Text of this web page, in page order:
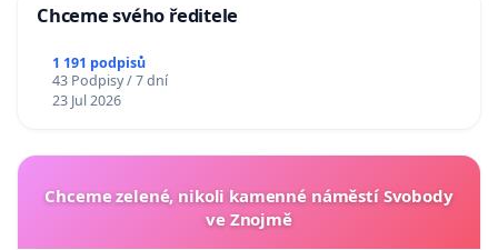
Chceme svého ředitele
1 191 podpisů
43 Podpisy / 7 dní
23 Jul 2026
Chceme zelené, nikoli kamenné náměstí Svobody
ve Znojmě